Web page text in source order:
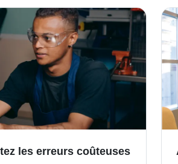
la qualité des produits,
et protège la réputation de
entreprises
soulignant l'approche
TIC, ses services complets
technologiques avancées.
les erreurs coûteuses